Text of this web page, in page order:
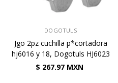
DOGOTULS
Jgo 2pz cuchilla p*cortadora
hj6016 y 18, Dogotuls HJ6023
$ 267.97 MXN